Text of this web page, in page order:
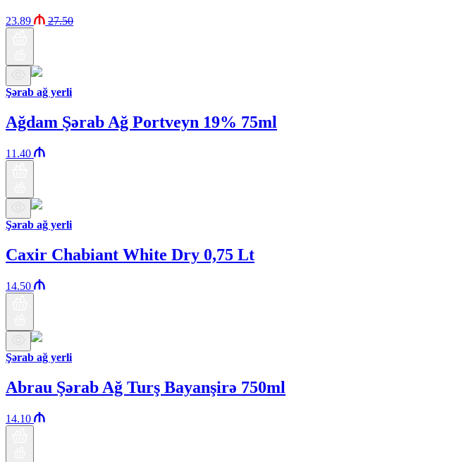
23.89 27.50
Şərab ağ yerli
Ağdam Şərab Ağ Portveyn 19% 75ml
11.40
Şərab ağ yerli
Caxir Chabiant White Dry 0,75 Lt
14.50
Şərab ağ yerli
Abrau Şərab Ağ Turş Bayanşirə 750ml
14.10